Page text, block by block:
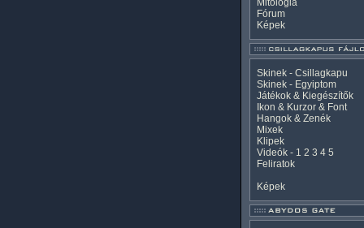
Mitológia
Fórum
Képek
Skinek - Csillagkapu
Skinek - Egyiptom
Játékok & Kiegészítők
Ikon & Kurzor & Font
Hangok & Zenék
Mixek
Klipek
Videók- 1 2 3 4 5
Feliratok
Képek